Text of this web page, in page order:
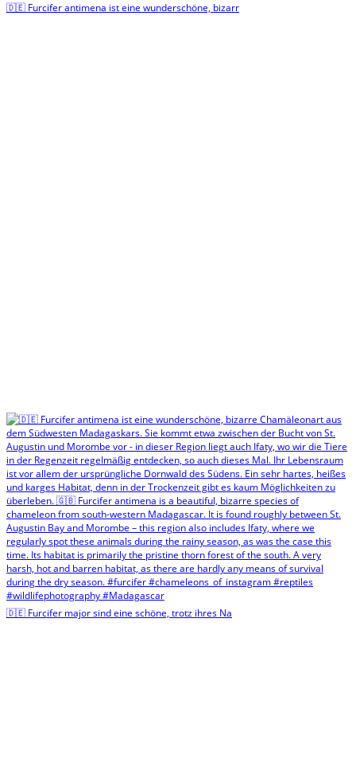
🇩🇪 Furcifer antimena ist eine wunderschöne, bizarr
🇩🇪 Furcifer major sind eine schöne, trotz ihres Na